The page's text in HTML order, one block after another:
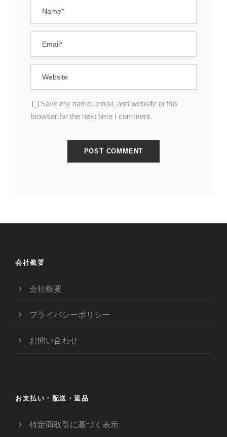
Save my name, email, and website in this
browser for the next time I comment.
会社概要
会社概要
プライバシーポリシー
お問い合わせ
お支払い・配送・返品
特定商取引に基づく表示